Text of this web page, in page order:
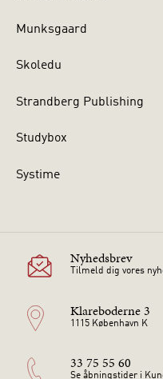
Munksgaard
Skoledu
Strandberg Publishing
Studybox
Systime
Nyhedsbrev
Tilmeld dig vores
Klareboderne 3
1115 København K
33 75 55 60
Se åbningstider i